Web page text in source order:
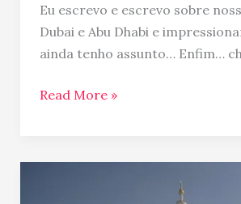
Eu escrevo e escrevo sobre
Dubai e Abu Dhabi e
ainda tenho assunto… Enfim…
Read More »